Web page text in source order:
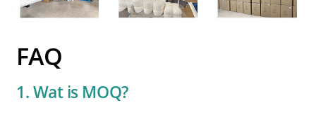
FAQ
1. Wat is MOQ?